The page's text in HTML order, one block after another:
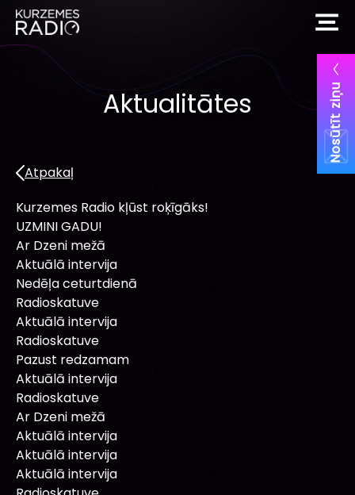
Nosūtīt ziņu
Aktualitātes
Atpakaļ
Kurzemes Radio kļūst roķīgāks!
UZMINI GADU!
Ar Dzeni mežā
Aktuālā intervija
Nedēļa ceturtdienā
Radioskatuve
Aktuālā intervija
Radioskatuve
Pazust redzamam
Aktuālā intervija
Radioskatuve
Ar Dzeni mežā
Aktuālā intervija
Aktuālā intervija
Aktuālā intervija